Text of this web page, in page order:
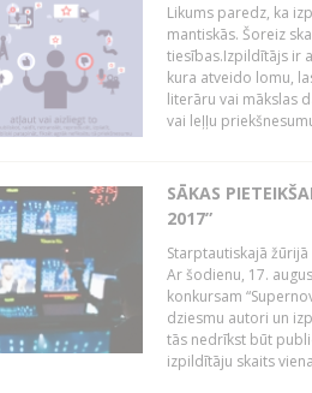
Likums paredz, ka
mantiskās. Šoreiz
tiesības.Izpildītājs ir
kura atveido lomu,
literāru vai mākslas
vai leļļu
SĀKAS
2017”
Starptautiskajā
Ar šodienu, 17.
konkursam
dziesmu autori un
tās nedrīkst būt
izpildītāju skaits